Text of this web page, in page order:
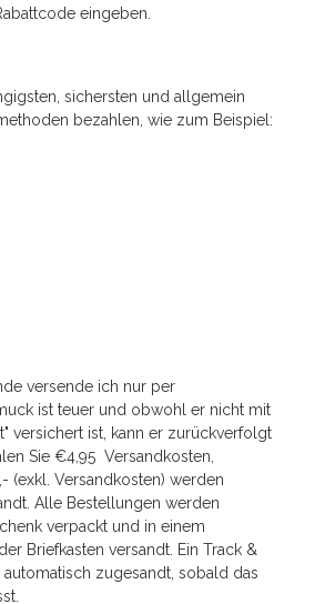
eingeben.
sichersten und allgemein
bezahlen, wie zum Beispiel:
versende ich nur per
ist teuer und obwohl er nicht mit
versichert ist, kann er zurückverfolgt
Sie €4,95 Versandkosten,
(exkl. Versandkosten) werden
Alle Bestellungen werden
verpackt und in einem
Briefkasten versandt. Ein Track &
zugesandt, sobald das